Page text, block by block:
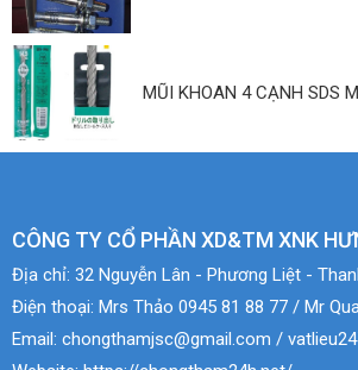
MŨI KHOAN 4 CẠNH SDS
CÔNG TY CỔ PHẦN XD&TM XNK
Địa chỉ: 32 Nguyễn Lân - Phương Liệt -
Điện thoại: Mrs Thảo 0945 81 88 77 / Mr
Email: chongthamjsc@gmail.com /